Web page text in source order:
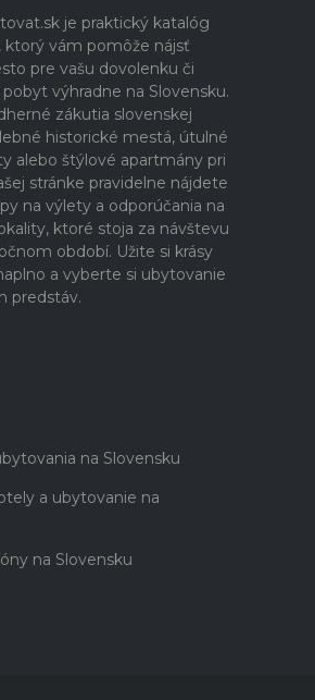
je praktický katalóg
ktorý vám pomôže nájsť
pre vašu dovolenku či
výhradne na Slovensku.
zákutia slovenskej
historické mestá, útulné
alebo štýlové apartmány pri
stránke pravidelne nájdete
na výlety a odporúčania na
ktoré stoja za návštevu
období. Užite si krásy
a vyberte si ubytovanie
predstáv.
na Slovensku
a ubytovanie na
na Slovensku